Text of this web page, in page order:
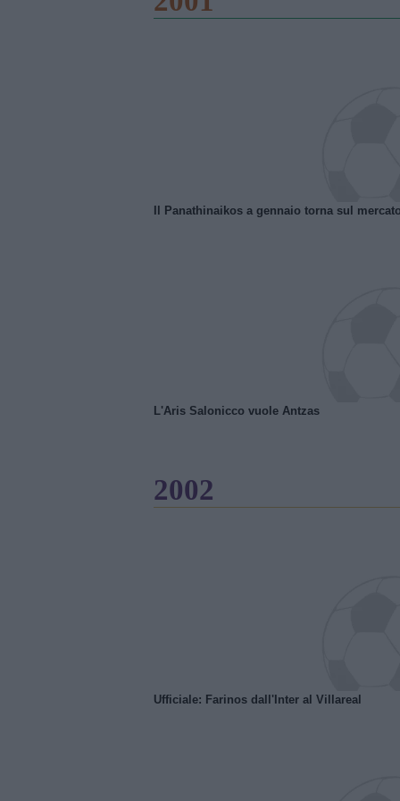
Il Panathinaikos a gennaio torna sul
L'Aris Salonicco vuole Antzas
2002
Ufficiale: Farinos dall'Inter al Villareal